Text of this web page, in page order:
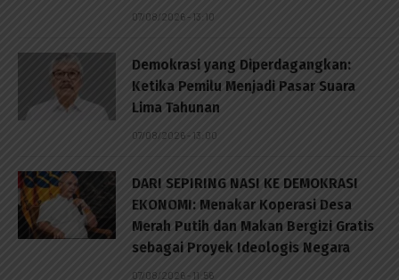
07/08/2026 - 13:10
Demokrasi yang Diperdagangkan:
Ketika Pemilu Menjadi Pasar Suara
Lima Tahunan
07/08/2026 - 13:00
DARI SEPIRING NASI KE DEMOKRASI
EKONOMI: Menakar Koperasi Desa
Merah Putih dan Makan Bergizi Gratis
sebagai Proyek Ideologis Negara
07/08/2026 - 11:56